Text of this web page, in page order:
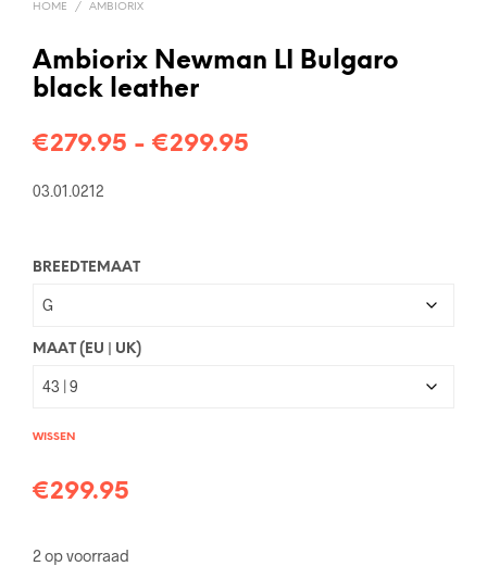
HOME / AMBIORIX
Ambiorix Newman LI Bulgaro
black leather
€279.95 - €299.95
03.01.0212
BREEDTEMAAT
MAAT (EU | UK)
WISSEN
€299.95
2 op voorraad